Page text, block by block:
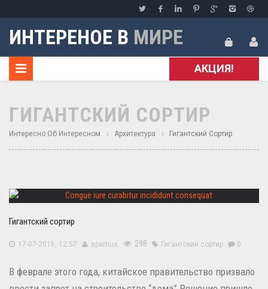
ИНТЕРЕНОЕ В МИРЕ
АКЦИЯ!
ГИГАНТСКИЙ СОРТИР
Интересно Об Интересном Архитектура Гигантский Сортир
Гигантский сортир
17-07-2016, 12:57 spamus 298 Гигантский сортир 0
В феврале этого года, китайское правительство призвало